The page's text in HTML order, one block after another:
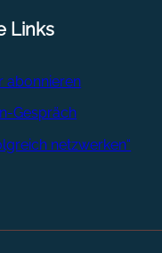
Links
abonnieren
Gespräch
netzwerken“